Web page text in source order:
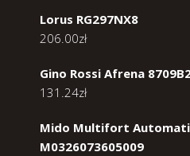
Lorus RG297NX8
206.00zł
Gino Rossi Afrena
131.24zł
Mido Multifort
M0326073605009